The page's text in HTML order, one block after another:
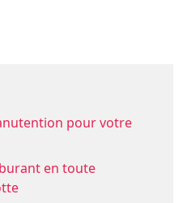
pour votre
en toute